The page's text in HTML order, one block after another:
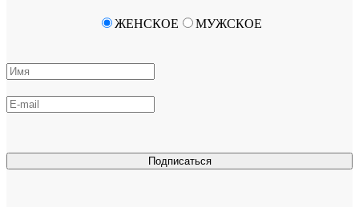
Подписаться
ЖЕНСКОЕ МУЖСКОЕ